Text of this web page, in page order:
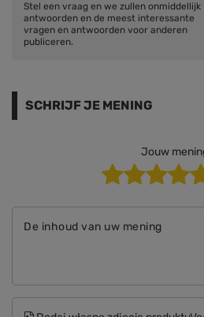
Stel een vraag en we zullen onmiddellijk
antwoorden en de meest interessante
vragen en antwoorden voor anderen
publiceren.
SCHRIJF JE MENING
Jouw
De inhoud van uw mening